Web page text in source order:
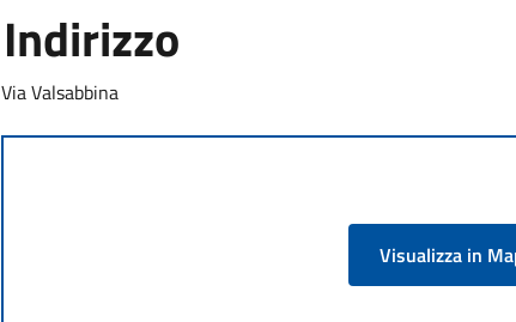
Indirizzo
Via Valsabbina
Visualizza in